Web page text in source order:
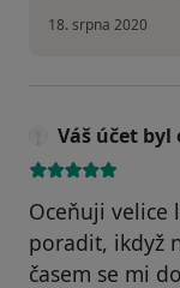
18. srpna 2020
Váš účet
Oceňuji velice
poradit, ikdyž
časem se mi